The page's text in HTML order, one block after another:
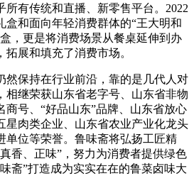
所有传统和直播、新零售平台。2022
盒和面向年轻消费群体的“王大明和
，更是将消费场景从餐桌延伸到办
展和填充了消费市场。
然保持在行业前沿，靠的是几代人对
相继荣获山东省老字号、山东省非物
商号、“好品山东”品牌、山东省放心
星肉类企业、山东省农业产业化龙头
单位等荣誉。鲁味斋将弘扬工匠精
香、正味”，努力为消费者提供绿色
斋”打造成为实实在在的鲁菜卤味大